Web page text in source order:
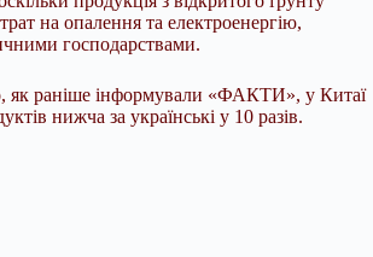
на опалення та електроенергію,
господарствами.
як раніше інформували «ФАКТИ», у Китаї
нижча за українські у 10 разів.